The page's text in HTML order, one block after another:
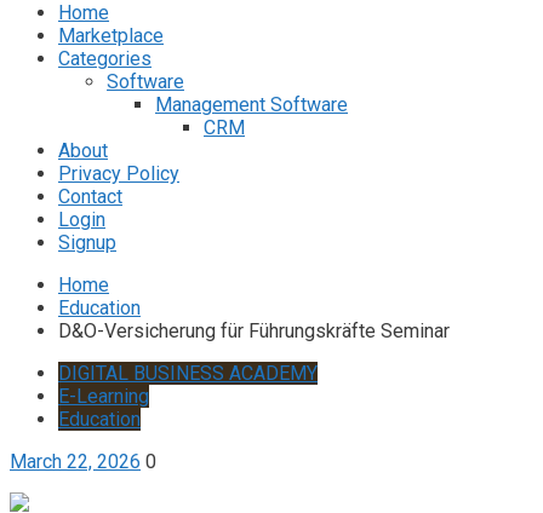
Home
Marketplace
Categories
Software
Management Software
CRM
About
Privacy Policy
Contact
Login
Signup
Home
Education
D&O-Versicherung für Führungskräfte Seminar
DIGITAL BUSINESS ACADEMY
E-Learning
Education
March 22, 2026 0